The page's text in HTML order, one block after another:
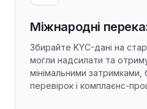
Міжнародні
Збирайте KYC-дані на
могли надсилати та
мінімальними затримками,
перевірок і комплаєнс-